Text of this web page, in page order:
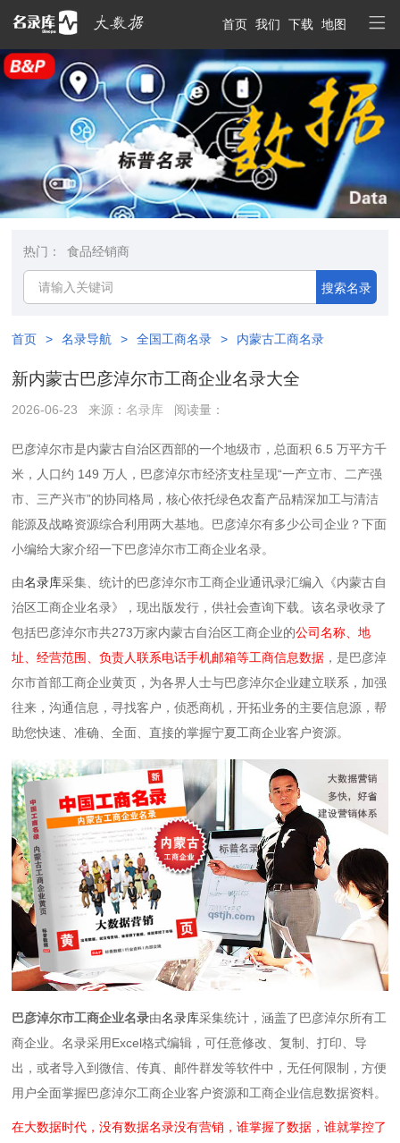
首页 我们 下载 地图
热门： 食品经销商
搜索名录
首页 > 名录导航 > 全国工商名录 > 内蒙古工商名录
新内蒙古巴彦淖尔市工商企业名录大全
2026-06-23 来源：名录库 阅读量：
巴彦淖尔市是‌内蒙古自治区西部‌的一个地级市，总面积 6.5 万平方千
米，人口约 149 万人，巴彦淖尔市经济支柱呈现“‌一产立市、二产强
市、三产兴市‌”的协同格局，核心依托‌绿色农畜产品精深加工‌与‌清洁
能源及战略资源综合利用‌两大基地。巴彦淖尔有多少公司企业？下面
小编给大家介绍一下巴彦淖尔市工商企业名录。
由名录库采集、统计的巴彦淖尔市工商企业通讯录汇编入《内蒙古自
治区工商企业名录》，现出版发行，供社会查询下载。该名录收录了
包括巴彦淖尔市共273万家内蒙古自治区工商企业的公司名称、地
址、经营范围、负责人联系电话手机邮箱等工商信息数据 ，是巴彦淖
尔市首部工商企业黄页，为各界人士与巴彦淖尔企业建立联系，加强
往来，沟通信息，寻找客户，侦悉商机，开拓业务的主要信息源，帮
助您快速、准确、全面、直接的掌握宁夏工商企业客户资源。
巴彦淖尔市工商企业名录由名录库采集统计，涵盖了巴彦淖尔所有工
商企业。名录采用Excel格式编辑，可任意修改、复制、打印、导
出，或者导入到微信、传真、邮件群发等软件中，无任何限制 ，方便
用户全面掌握巴彦淖尔工商企业客户资源和工商企业信息数据资料。
在大数据时代，没有数据名录没有营销，谁掌握了数据，谁就掌控了